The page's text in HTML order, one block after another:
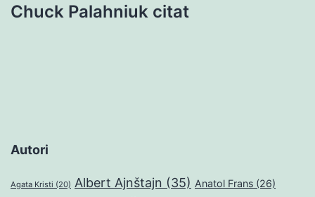
Chuck Palahniuk citat
Autori
Agata Kristi (20) Albert Ajnštajn (35) Anatol Frans (26)